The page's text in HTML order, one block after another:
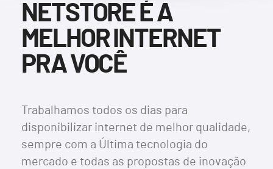
NETSTORE É A
MELHOR INTERNET
PRA VOCÊ
Trabalhamos todos os dias para
disponibilizar internet de melhor qualidade,
sempre com a Última tecnologia do
mercado e todas as propostas de inovação